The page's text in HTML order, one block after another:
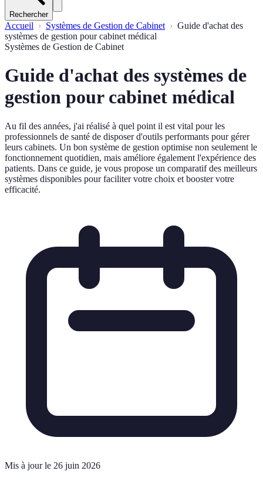
Rechercher
Accueil Systèmes de Gestion de Cabinet
Guide d'achat des
systèmes de gestion pour cabinet médical
Systèmes de Gestion de Cabinet
Guide d'achat des systèmes de
gestion pour cabinet médical
Au fil des années, j'ai réalisé à quel point il est vital pour les
professionnels de santé de disposer d'outils performants pour gérer
leurs cabinets. Un bon système de gestion optimise non seulement le
fonctionnement quotidien, mais améliore également l'expérience des
patients. Dans ce guide, je vous propose un comparatif des meilleurs
systèmes disponibles pour faciliter votre choix et booster votre
efficacité.
Mis à jour le 26 juin 2026